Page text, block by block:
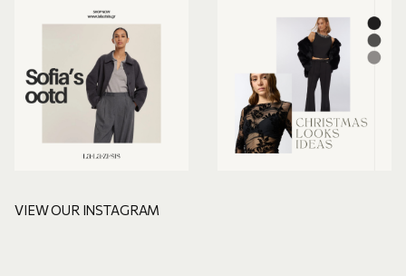
VIEW OUR INSTAGRAM